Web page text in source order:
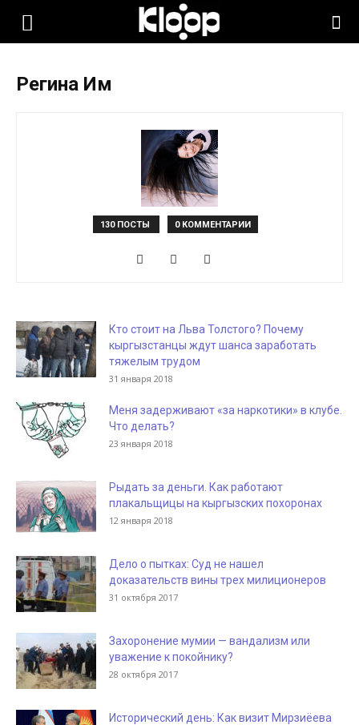
KLOOP.KG
Регина Им
130 ПОСТЫ 0 КОММЕНТАРИИ
Кто стоит на Льва Толстого? Почему
кыргызстанцы ждут шанса заработать
тяжелым трудом
31 января 2018
Меня задерживают «за наркотики» в клубе.
Что делать?
23 января 2018
Рыдать за деньги. Как работают
плакальщицы на кыргызских похоронах
12 января 2018
Дело о пытках: Суд не нашел
доказательств вины трех милиционеров
31 октября 2017
Захоронение мумии — вандализм или
уважение к покойнику?
28 октября 2017
Исторический день: Как визит Мирзиёева